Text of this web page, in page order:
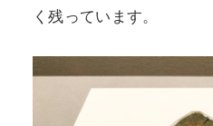
く残っています。